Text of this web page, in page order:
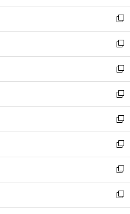
開
く
ウ
で
開
く
ン
ド
ウ
で
開
く
ウ
ィ
ン
ド
ウ
で
開
く
新
し
い
ウ
ィ
ン
ド
ウ
で
開
く
新
し
い
ウ
ィ
ン
ド
ウ
で
開
く
新
し
い
ウ
ィ
ン
ド
ウ
で
開
く
新
し
い
ウ
ィ
ン
ド
ウ
で
開
新
し
い
ウ
ィ
ン
ド
ウ
新
し
い
ウ
ィ
ン
新
し
い
ウ
新
し